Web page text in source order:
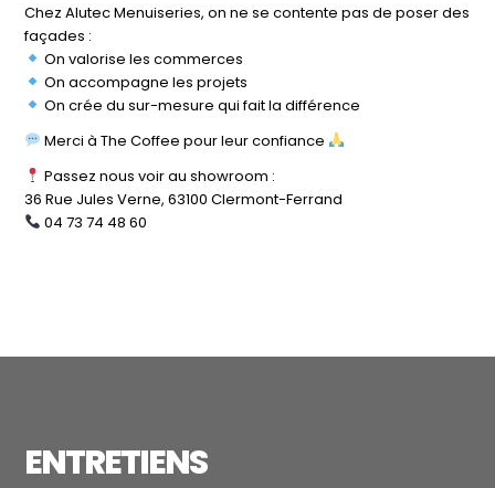
Chez Alutec Menuiseries, on ne se contente pas de poser des
façades :
On valorise les commerces
On accompagne les projets
On crée du sur-mesure qui fait la différence
Merci à The Coffee pour leur confiance
Passez nous voir au showroom :
36 Rue Jules Verne, 63100 Clermont-Ferrand
04 73 74 48 60
ENTRETIENS